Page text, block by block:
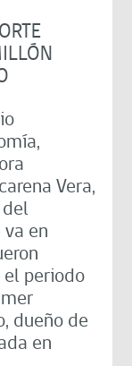
Vera,
va en
el periodo
dueño de
en